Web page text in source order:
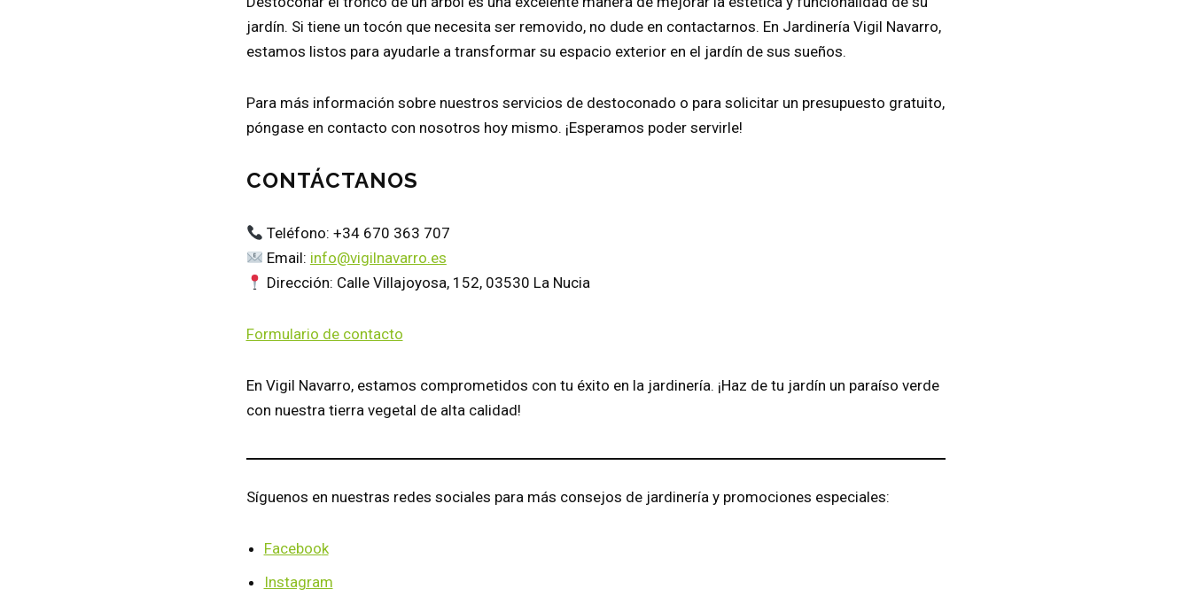
jardín. Si tiene un tocón que necesita ser removido, no dude en contactarnos. En Jardinería Vigil Navarro,
estamos listos para ayudarle a transformar su espacio exterior en el jardín de sus sueños.
Para más información sobre nuestros servicios de destoconado o para solicitar un presupuesto gratuito,
póngase en contacto con nosotros hoy mismo. ¡Esperamos poder servirle!
CONTÁCTANOS
Teléfono: +34 670 363 707
Email: info@vigilnavarro.es
Dirección: Calle Villajoyosa, 152, 03530 La Nucia
Formulario de contacto
En Vigil Navarro, estamos comprometidos con tu éxito en la jardinería. ¡Haz de tu jardín un paraíso verde
con nuestra tierra vegetal de alta calidad!
Síguenos en nuestras redes sociales para más consejos de jardinería y promociones especiales:
Facebook
Instagram